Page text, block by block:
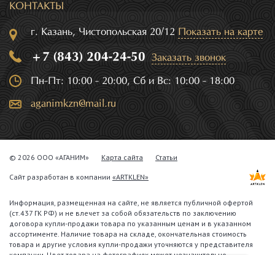
КОНТАКТЫ
г. Казань, Чистопольская 20/12 Показать на карте
+7 (843) 204-24-50 Заказать звонок
Пн-Пт: 10:00 - 20:00, Сб и Вс: 10:00 - 18:00
aganimkzn@mail.ru
© 2026 ООО «АГАНИМ» Карта сайта Статьи
Сайт разработан в компании «ARTKLEN»
Информация, размещенная на сайте, не является публичной офертой
(ст.437 ГК РФ) и не влечет за собой обязательств по заключению
договора купли-продажи товара по указанным ценам и в указанном
ассортименте. Наличие товара на складе, окончательная стоимость
товара и другие условия купли-продажи уточняются у представителя